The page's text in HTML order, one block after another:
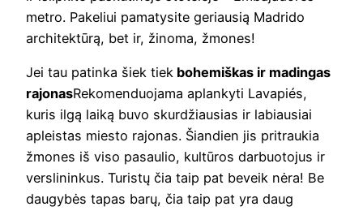
metro. Pakeliui pamatysite geriausią Madrido
architektūrą, bet ir, žinoma, žmones!
Jei tau patinka šiek tiek bohemiškas ir madingas
rajonasRekomenduojama aplankyti Lavapiés,
kuris ilgą laiką buvo skurdžiausias ir labiausiai
apleistas miesto rajonas. Šiandien jis pritraukia
žmones iš viso pasaulio, kultūros darbuotojus ir
verslininkus. Turistų čia taip pat beveik nėra! Be
daugybės tapas barų, čia taip pat yra daug